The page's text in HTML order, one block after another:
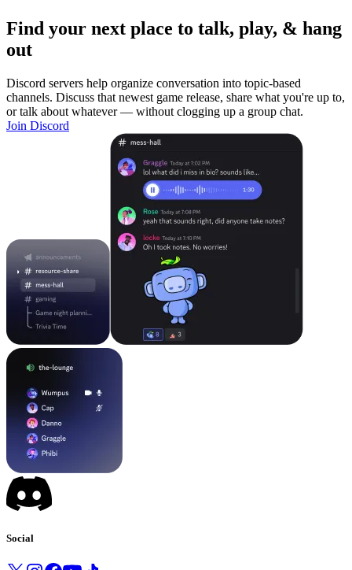
Find your next place to talk, play, & hang
out
Discord servers help organize conversation into topic-based
channels. Discuss that newest game release, share what you're up to,
or talk about whatever — without clogging up a group chat.
Join Discord
Social